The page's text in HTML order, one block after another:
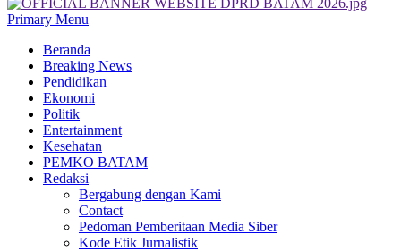
Primary Menu
Beranda
Breaking News
Pendidikan
Ekonomi
Politik
Entertainment
Kesehatan
PEMKO BATAM
Redaksi
Bergabung dengan Kami
Contact
Pedoman Pemberitaan Media Siber
Kode Etik Jurnalistik